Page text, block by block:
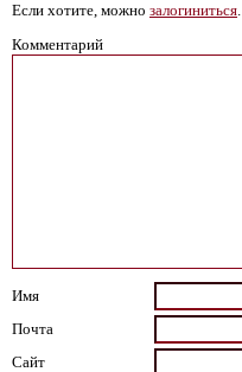
Если хотите, можно залогиниться.
Комментарий
Имя
Почта
Сайт